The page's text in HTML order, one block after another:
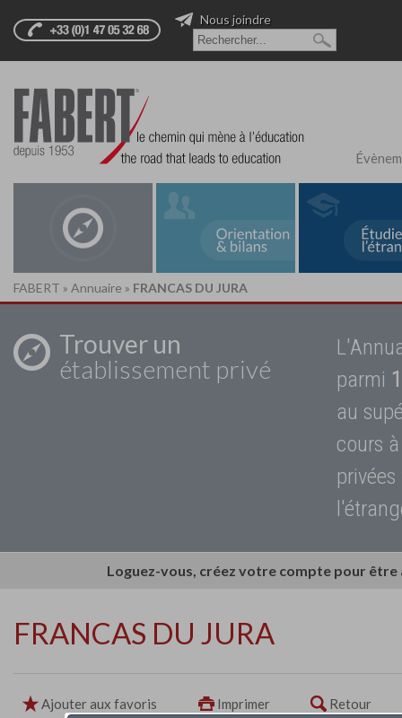
Nous joindre
FABERT » Annuaire » FRANCAS DU JURA
Trouver un
établissement privé
parmi
au
cours
Loguez-vous, créez votre compte pour
FRANCAS DU JURA
Ajouter aux favoris Imprimer Retour